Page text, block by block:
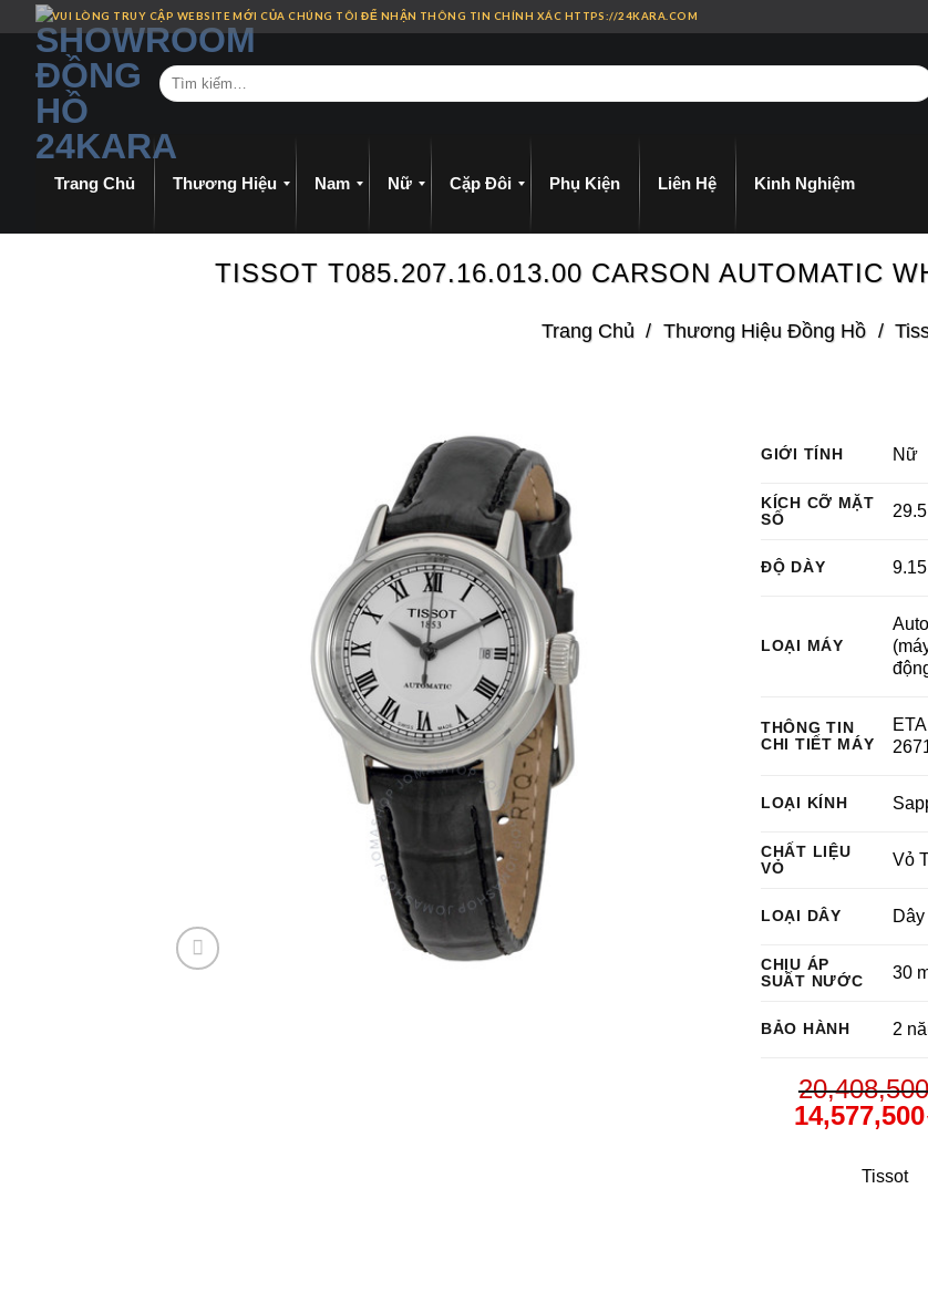
content
VUI LÒNG TRUY CẬP WEBSITE MỚI CỦA CHÚNG TÔI ĐỂ NHẬN THÔNG TIN CHÍNH XÁC HTTPS://24KARA.COM
Trang Chủ Thương Hiệu Nam Nữ Cặp Đôi Phụ Kiện Liên Hệ Kinh Nghiệm
TISSOT T085.207.16.013.00 CARSON AUTOMATIC
Trang Chủ / Thương Hiệu Đồng Hồ /
GIỚI TÍNH Nữ
KÍCH CỠ MẶT
SỐ
ĐỘ DÀY
LOẠI MÁY
THÔNG TIN
CHI TIẾT MÁY
LOẠI KÍNH
CHẤT LIỆU
VỎ
Vỏ
LOẠI DÂY
CHỊU ÁP
SUẤT NƯỚC
30
BẢO HÀNH 2
20,408,500
14,577,500
Tissot